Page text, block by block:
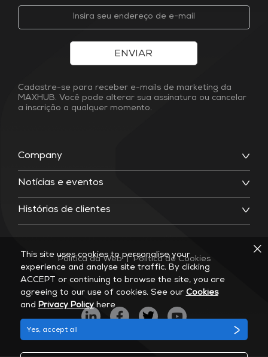
Company
Notícias e eventos
Histórias de clientes
ENVIAR
Cadastre-se para receber e-mails de marketing da
MAXHUB. Você pode alterar sua assinatura ou cancelar
a inscrição a qualquer momento.
Política da Web | Política de Cookies
This site uses cookies to personalise your
experience and analyse site traffic. By clicking
ACCEPT or continuing to browse the site, you are
agreeing to our use of cookies. See our Cookies
and Privacy Policyhere
Yes, accept all